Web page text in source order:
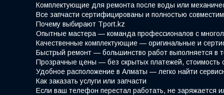
Комплектующие для ремонта после воды или
Все запчасти сертифицированы и полностью
Почему выбирают Tport.kz
Опытные мастера — команда профессионалов с
Качественные комплектующие — оригинальные и
Быстрый ремонт — большинство работ выполняется в
Прозрачные цены — без скрытых платежей, стоимость
Удобное расположение в Алматы — легко найти
Как заказать услуги или запчасти
Если ваш телефон перестал работать, не